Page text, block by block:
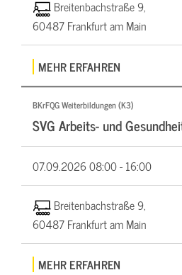
Breitenbachstraße 9,
60487 Frankfurt am Main
MEHR ERFAHREN
BKrFQG Weiterbildungen (K3)
SVG Arbeits- und
07.09.202608:00 - 16:00
Breitenbachstraße 9,
60487 Frankfurt am Main
MEHR ERFAHREN